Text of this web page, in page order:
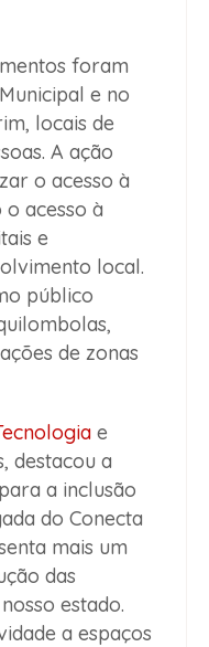
foram
e no
locais de
A ação
o acesso à
acesso à
e
local.
público
de zonas
e
destacou a
a inclusão
do Conecta
mais um
das
estado.
a espaços